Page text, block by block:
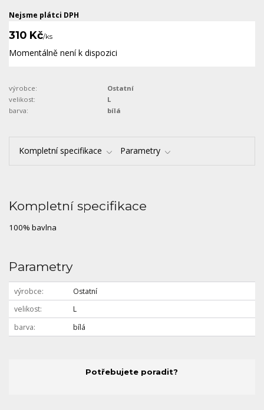
Nejsme plátci DPH
310 Kč/ks
Momentálně není k dispozici
výrobce:
Ostatní
velikost:
L
barva:
bílá
Kompletní specifikace Parametry
Kompletní specifikace
100% bavlna
Parametry
výrobce
Ostatní
velikost
L
barva
bílá
Potřebujete poradit?